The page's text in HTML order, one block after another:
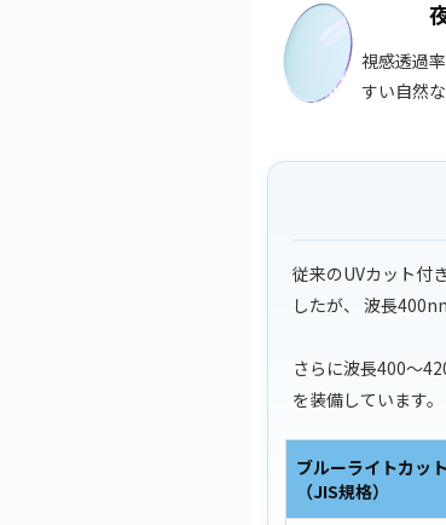
視感透過
すい自然
従来のUVカット付
したが、 波長
さらに波長400〜
を装備しています。
ブルーライトカッ
（JIS規格）